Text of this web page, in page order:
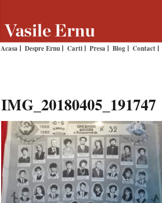
Acasa Despre Ernu Carti Presa Blog Contact
IMG_20180405_191747